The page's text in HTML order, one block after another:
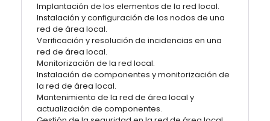
Implantación de los elementos de la red local.
Instalación y configuración de los nodos de una
red de área local.
Verificación y resolución de incidencias en una
red de área local.
Monitorización de la red local.
Instalación de componentes y monitorización de
la red de área local.
Mantenimiento de la red de área local y
actualización de componentes.